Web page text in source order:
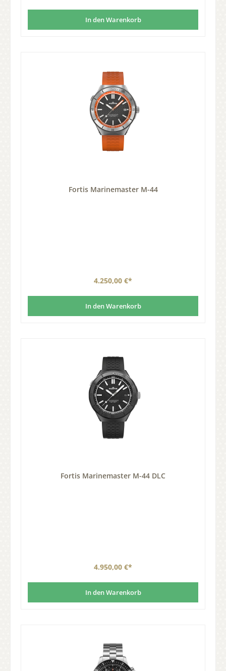
In den Warenkorb
Fortis Marinemaster M-44
4.250,00 €*
In den Warenkorb
Fortis Marinemaster M-44 DLC
4.950,00 €*
In den Warenkorb